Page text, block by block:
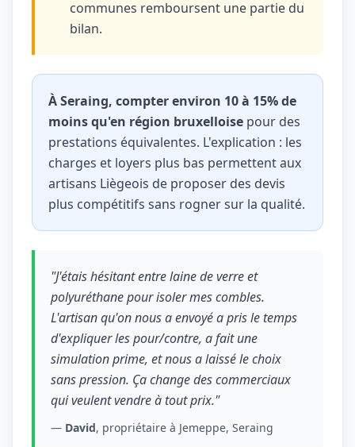
communes remboursent une partie du
bilan.
À Seraing, compter environ 10 à 15% de
moins qu'en région bruxelloise pour des
prestations équivalentes. L'explication : les
charges et loyers plus bas permettent aux
artisans Liègeois de proposer des devis
plus compétitifs sans rogner sur la qualité.
"J'étais hésitant entre laine de verre et
polyuréthane pour isoler mes combles.
L'artisan qu'on nous a envoyé a pris le temps
d'expliquer les pour/contre, a fait une
simulation prime, et nous a laissé le choix
sans pression. Ça change des commerciaux
qui veulent vendre à tout prix."
— David, propriétaire à Jemeppe, Seraing